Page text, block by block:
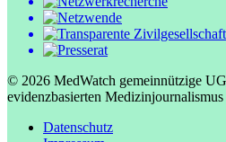
© 2026 MedWatch gemeinnützige
evidenzbasierten Medizinjournalismus
Datenschutz